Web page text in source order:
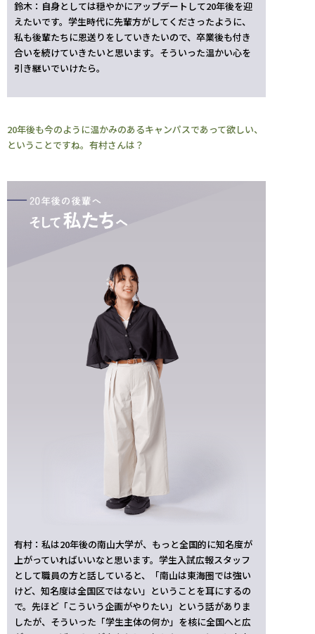
鈴木：自身としては穏やかにアップデートして20年後を迎
えたいです。学生時代に先輩方がしてくださったように、
私も後輩たちに恩送りをしていきたいので、卒業後も付き
合いを続けていきたいと思います。そういった温かい心を
引き継いでいけたら。
20年後も今のように温かみのあるキャンパスであって欲しい、
ということですね。有村さんは？
有村：私は20年後の南山大学が、もっと全国的に知名度が
上がっていればいいなと思います。学生入試広報スタッフ
として職員の方と話していると、「南山は東海圏では強い
けど、知名度は全国区ではない」ということを耳にするの
で。先ほど「こういう企画がやりたい」という話がありま
したが、そういった「学生主体の何か」を核に全国へと広